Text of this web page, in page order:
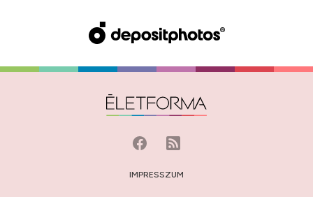
IMPRESSZUM